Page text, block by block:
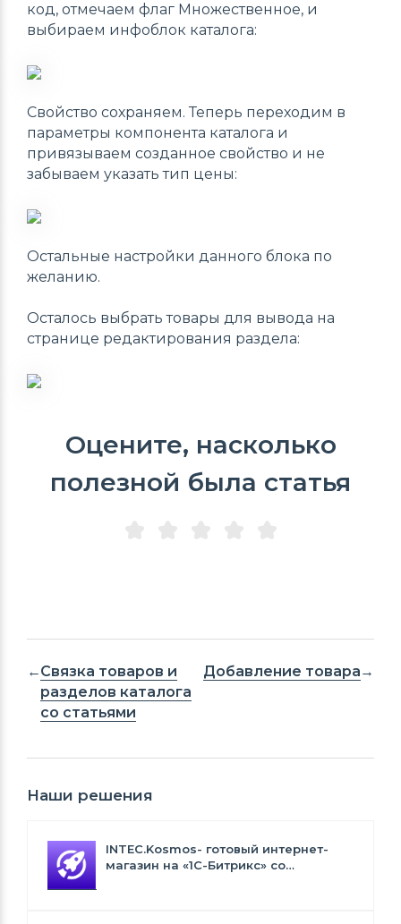
код, отмечаем флаг Множественное, и
выбираем инфоблок каталога:
Свойство сохраняем. Теперь переходим в
параметры компонента каталога и
привязываем созданное свойство и не
забываем указать тип цены:
Остальные настройки данного блока по
желанию.
Осталось выбрать товары для вывода на
странице редактирования раздела:
Оцените, насколько
полезной была статья
Связка товаров и
разделов каталога
со статьями
Добавление товара
Наши решения
INTEC.Kosmos- готовый интернет-
магазин на «1С-Битрикс» со